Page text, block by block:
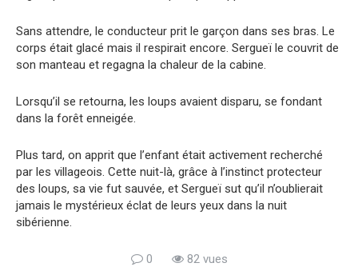
Sans attendre, le conducteur prit le garçon dans ses bras. Le
corps était glacé mais il respirait encore. Sergueï le couvrit de
son manteau et regagna la chaleur de la cabine.
Lorsqu’il se retourna, les loups avaient disparu, se fondant
dans la forêt enneigée.
Plus tard, on apprit que l’enfant était activement recherché
par les villageois. Cette nuit-là, grâce à l’instinct protecteur
des loups, sa vie fut sauvée, et Sergueï sut qu’il n’oublierait
jamais le mystérieux éclat de leurs yeux dans la nuit
sibérienne.
0 82 vues